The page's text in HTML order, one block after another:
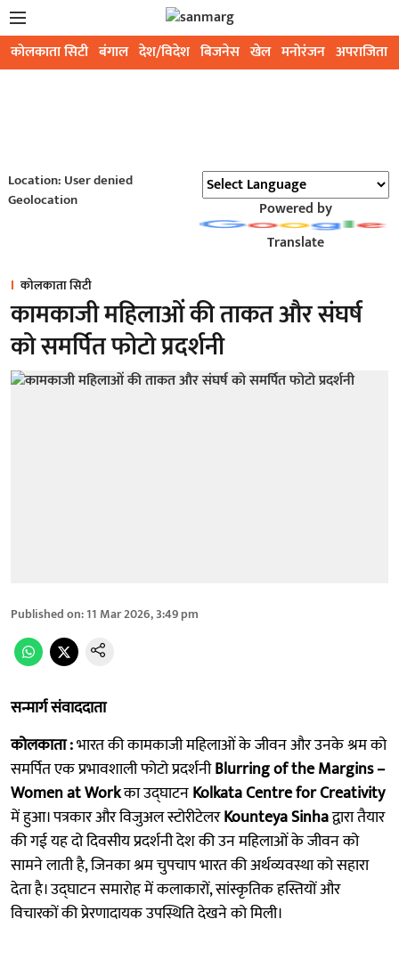
कोलकाता सिटी बंगाल देश/विदेश बिजनेस खेल मनोरंजन अपराजिता
Location: User denied
Geolocation
Powered by
Translate
कोलकाता सिटी
कामकाजी महिलाओं की ताकत और संघर्ष
को समर्पित फोटो प्रदर्शनी
Published on:11 Mar 2026, 3:49 pm
सन्मार्ग संवाददाता
कोलकाता :भारत की कामकाजी महिलाओं के जीवन और उनके श्रम को
समर्पित एक प्रभावशाली फोटो प्रदर्शनीBlurring of the Margins –
Women at Workका उद्घाटनKolkata Centre for Creativity
में हुआ। पत्रकार और विजुअल स्टोरीटेलरKounteya Sinhaद्वारा तैयार
की गई यह दो दिवसीय प्रदर्शनी देश की उन महिलाओं के जीवन को
सामने लाती है, जिनका श्रम चुपचाप भारत की अर्थव्यवस्था को सहारा
देता है। उद्घाटन समारोह में कलाकारों, सांस्कृतिक हस्तियों और
विचारकों की प्रेरणादायक उपस्थिति देखने को मिली।